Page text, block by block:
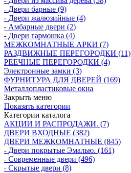
- Двери барные (9)
- Двери жалюзийные (4)
- Амбарные двери (2)
- Двери гармошка (4)
МЕЖКОМНАТНЫЕ АРКИ (7)
РАЗДВИЖНЫЕ ПЕРЕГОРОДКИ (11)
РЕЕЧНЫЕ ПЕРЕГОРОДКИ (4)
Электронные замки (3)
ФУРНИТУРА ДЛЯ ДВЕРЕЙ (169)
Металлопластиковые окна
Закрыть меню
Показать категории
Категории каталога
АКЦИИ И РАСПРОДАЖИ. (7)
ДВЕРИ ВХОДНЫЕ (382)
ДВЕРИ МЕЖКОМНАТНЫЕ (845)
- Двери покрытые Эмалью. (161)
- Современные двери (496)
- Скрытые двери (8)